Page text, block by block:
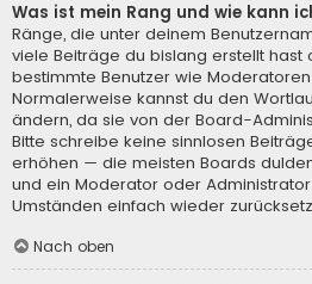
Was ist mein Rang und wie kann
Ränge, die unter deinem
viele Beiträge du bislang erstellt hast
bestimmte Benutzer wie
Normalerweise kannst du den
ändern, da sie von der Board-
Bitte schreibe keine sinnlosen
erhöhen — die meisten Boards
und ein Moderator oder
Umständen einfach wieder
Nach oben